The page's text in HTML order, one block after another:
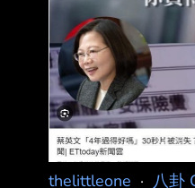
thelittleone · 八卦